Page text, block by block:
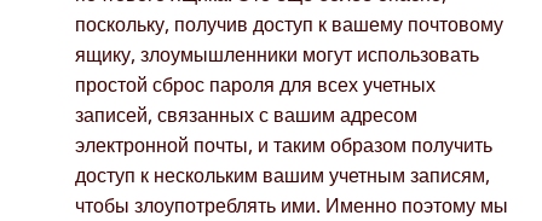
поскольку, получив доступ к вашему почтовому
ящику, злоумышленники могут использовать
простой сброс пароля для всех учетных
записей, связанных с вашим адресом
электронной почты, и таким образом получить
доступ к нескольким вашим учетным записям,
чтобы злоупотреблять ими. Именно поэтому мы